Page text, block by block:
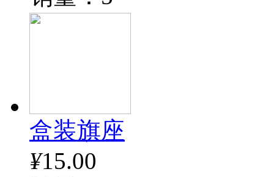
盒装旗座
¥15.00